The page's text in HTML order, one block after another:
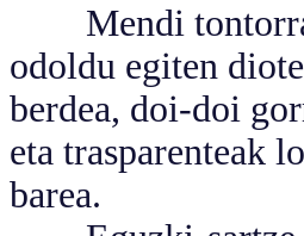
Mendi tontorra.
odoldu egiten
berdea, doi-doi
eta trasparenteak
barea.